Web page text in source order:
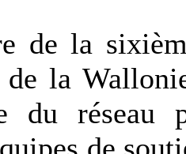
de la
de la
du réseau